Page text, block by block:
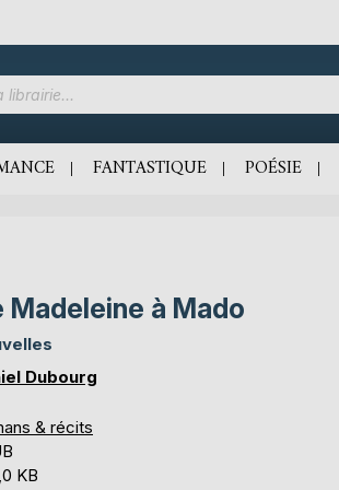
FANTASTIQUE POÉSIE
Madeleine à Mado
Dubourg
& récits
KB